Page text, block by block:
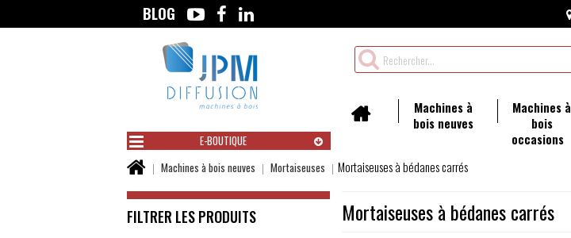
BLOG
Rechercher
un
Machines à
bois neuves
Machines à
bois
occasions
E-BOUTIQUE
Vous
ici :
Machines à bois neuves Mortaiseuses Mortaiseuses à bédanes carrés
Mortaiseuses à bédanes carrés
FILTRER LES PRODUITS